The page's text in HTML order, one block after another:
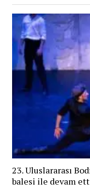
23. Uluslararası
balesi ile devam